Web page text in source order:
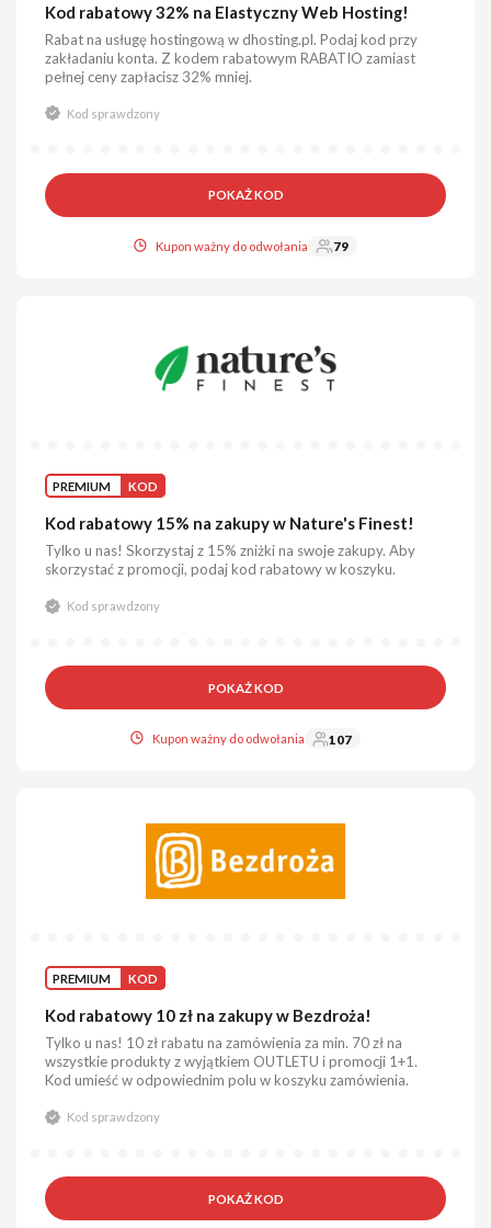
Kod rabatowy 32% na Elastyczny Web Hosting!
Rabat na usługę hostingową w dhosting.pl. Podaj kod przy
zakładaniu konta. Z kodem rabatowym RABATIO zamiast
pełnej ceny zapłacisz 32% mniej.
Kod sprawdzony
POKAŻ KOD
Kupon ważny do odwołania 79
PREMIUM KOD
Kod rabatowy 15% na zakupy w Nature's Finest!
Tylko u nas! Skorzystaj z 15% zniżki na swoje zakupy. Aby
skorzystać z promocji, podaj kod rabatowy w koszyku.
Kod sprawdzony
POKAŻ KOD
Kupon ważny do odwołania 107
PREMIUM KOD
Kod rabatowy 10 zł na zakupy w Bezdroża!
Tylko u nas! 10 zł rabatu na zamówienia za min. 70 zł na
wszystkie produkty z wyjątkiem OUTLETU i promocji 1+1.
Kod umieść w odpowiednim polu w koszyku zamówienia.
Kod sprawdzony
POKAŻ KOD